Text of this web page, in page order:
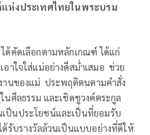
แห่งประเทศไทยในพระบรม
ด้คัดเลือกตามหลักเกณฑ์ ได้แก่
อาใจใส่แม่อย่างดีสม่ำเสมอ ช่วย
านของแม่ ประพฤติตนตามคำสั่ง
ศีลธรรม และเชิดชูวงค์ตระกูล
ป็นประโยชน์และเป็นที่ยอมรับ
รับรางวัลล้วนเป็นแบบอย่างที่ดีให้